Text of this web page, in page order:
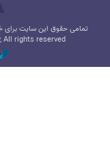
تمامی حقوق این سایت برای
All rights reserved